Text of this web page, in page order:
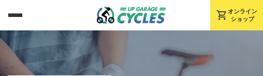
shopping_cart オンライン
ショップ